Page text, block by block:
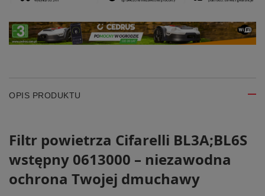
OPIS PRODUKTU
Filtr powietrza Cifarelli BL3A;BL6S
wstępny 0613000 – niezawodna
ochrona Twojej dmuchawy